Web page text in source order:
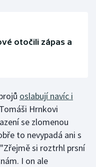
otočili zápas a
oslabují navíc i
Hrnkovi
se zlomenou
to nevypadá ani s
si roztrhl prsní
I on ale